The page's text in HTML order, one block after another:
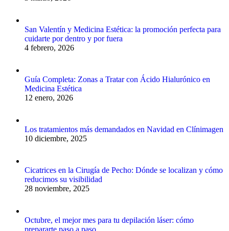
San Valentín y Medicina Estética: la promoción perfecta para
cuidarte por dentro y por fuera
4 febrero, 2026
Guía Completa: Zonas a Tratar con Ácido Hialurónico en
Medicina Estética
12 enero, 2026
Los tratamientos más demandados en Navidad en Clínimagen
10 diciembre, 2025
Cicatrices en la Cirugía de Pecho: Dónde se localizan y cómo
reducimos su visibilidad
28 noviembre, 2025
Octubre, el mejor mes para tu depilación láser: cómo
prepararte paso a paso